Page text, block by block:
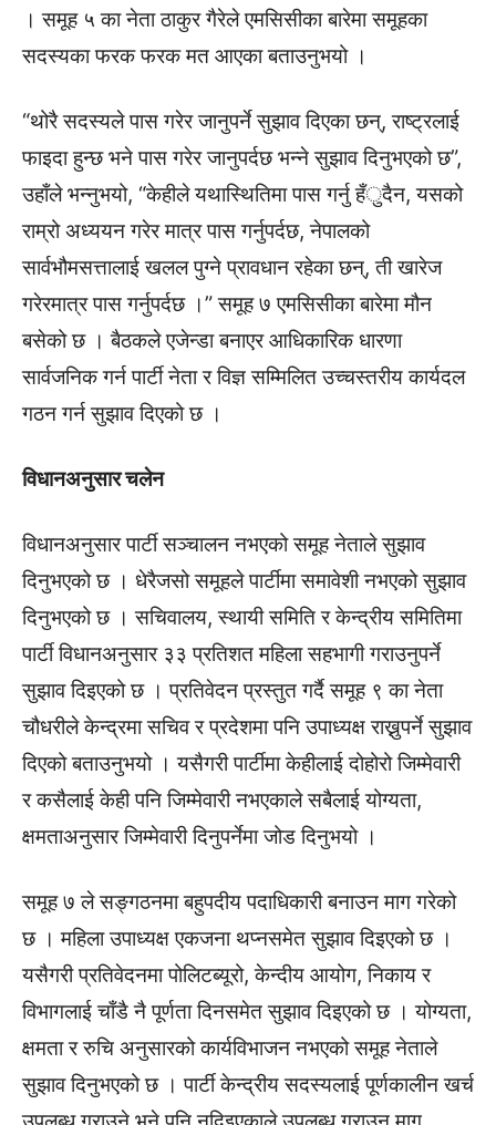
। समूह ५ का नेता ठाकुर गैरेले एमसिसीका बारेमा समूहका
सदस्यका फरक फरक मत आएका बताउनुभयो ।
“थोरै सदस्यले पास गरेर जानुपर्ने सुझाव दिएका छन्, राष्ट्रलाई
फाइदा हुन्छ भने पास गरेर जानुपर्दछ भन्ने सुझाव दिनुभएको छ”,
उहाँले भन्नुभयो, “केहीले यथास्थितिमा पास गर्नु हँुदैन, यसको
राम्रो अध्ययन गरेर मात्र पास गर्नुपर्दछ, नेपालको
सार्वभौमसत्तालाई खलल पुग्ने प्रावधान रहेका छन्, ती खारेज
गरेरमात्र पास गर्नुपर्दछ ।” समूह ७ एमसिसीका बारेमा मौन
बसेको छ । बैठकले एजेन्डा बनाएर आधिकारिक धारणा
सार्वजनिक गर्न पार्टी नेता र विज्ञ सम्मिलित उच्चस्तरीय कार्यदल
गठन गर्न सुझाव दिएको छ ।
विधानअनुसार चलेन
विधानअनुसार पार्टी सञ्चालन नभएको समूह नेताले सुझाव
दिनुभएको छ । धेरैजसो समूहले पार्टीमा समावेशी नभएको सुझाव
दिनुभएको छ । सचिवालय, स्थायी समिति र केन्द्रीय समितिमा
पार्टी विधानअनुसार ३३ प्रतिशत महिला सहभागी गराउनुपर्ने
सुझाव दिइएको छ । प्रतिवेदन प्रस्तुत गर्दै समूह ९ का नेता
चौधरीले केन्द्रमा सचिव र प्रदेशमा पनि उपाध्यक्ष राख्नुपर्ने सुझाव
दिएको बताउनुभयो । यसैगरी पार्टीमा केहीलाई दोहोरो जिम्मेवारी
र कसैलाई केही पनि जिम्मेवारी नभएकाले सबैलाई योग्यता,
क्षमताअनुसार जिम्मेवारी दिनुपर्नेमा जोड दिनुभयो ।
समूह ७ ले सङ्गठनमा बहुपदीय पदाधिकारी बनाउन माग गरेको
छ । महिला उपाध्यक्ष एकजना थप्नसमेत सुझाव दिइएको छ ।
यसैगरी प्रतिवेदनमा पोलिटब्यूरो, केन्दीय आयोग, निकाय र
विभागलाई चाँडै नै पूर्णता दिनसमेत सुझाव दिइएको छ । योग्यता,
क्षमता र रुचि अनुसारको कार्यविभाजन नभएको समूह नेताले
सुझाव दिनुभएको छ । पार्टी केन्द्रीय सदस्यलाई पूर्णकालीन खर्च